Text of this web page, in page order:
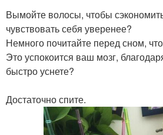
Вымойте волосы, чтобы
чувствовать себя уверенее?
Немного почитайте перед сном,
Это успокоится ваш мозг,
быстро уснете?
Достаточно спите.